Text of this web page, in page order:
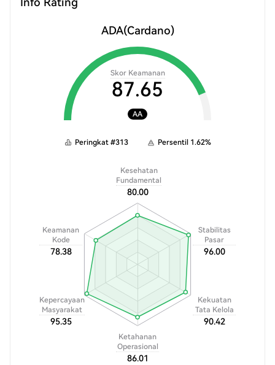
ADA(Cardano)
Skor Keamanan
87.65
AA
Peringkat #313 Persentil 1.62%
Kesehatan
Fundamental
80.00
Keamanan
Kode
78.38
Kepercayaan
Masyarakat
95.35
Ketahanan
Operasional
86.01
Kekuatan
Tata Kelola
90.42
Stabilitas
Pasar
96.00